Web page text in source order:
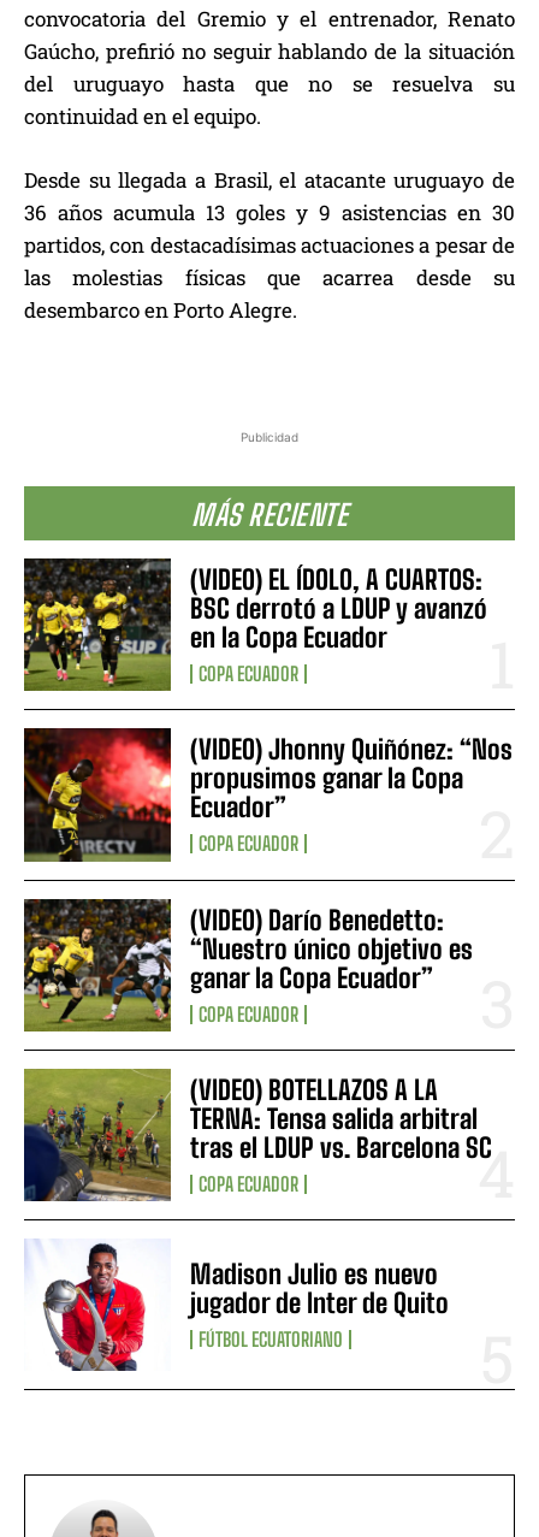
Publicidad
MÁS RECIENTE
(VIDEO) EL ÍDOLO, A CUARTOS:
BSC derrotó a LDUP y avanzó
en la Copa Ecuador
COPA ECUADOR
(VIDEO) Jhonny Quiñónez: “Nos
propusimos ganar la Copa
Ecuador”
COPA ECUADOR
(VIDEO) Darío Benedetto:
“Nuestro único objetivo es
ganar la Copa Ecuador”
COPA ECUADOR
(VIDEO) BOTELLAZOS A LA
TERNA: Tensa salida arbitral
tras el LDUP vs. Barcelona SC
COPA ECUADOR
Madison Julio es nuevo
jugador de Inter de Quito
FÚTBOL ECUATORIANO
convocatoria del Gremio y el entrenador, Renato
Gaúcho, prefirió no seguir hablando de la situación
del uruguayo hasta que no se resuelva su
continuidad en el equipo.
Desde su llegada a Brasil, el atacante uruguayo de
36 años acumula 13 goles y 9 asistencias en 30
partidos, con destacadísimas actuaciones a pesar de
las molestias físicas que acarrea desde su
desembarco en Porto Alegre.